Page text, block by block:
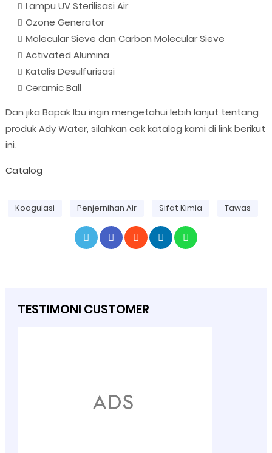
Lampu UV Sterilisasi Air
Ozone Generator
Molecular Sieve dan Carbon Molecular Sieve
Activated Alumina
Katalis Desulfurisasi
Ceramic Ball
Dan jika Bapak Ibu ingin mengetahui lebih lanjut tentang
produk Ady Water, silahkan cek katalog kami di link berikut
ini.
Catalog
Koagulasi Penjernihan Air Sifat Kimia Tawas
TESTIMONI CUSTOMER